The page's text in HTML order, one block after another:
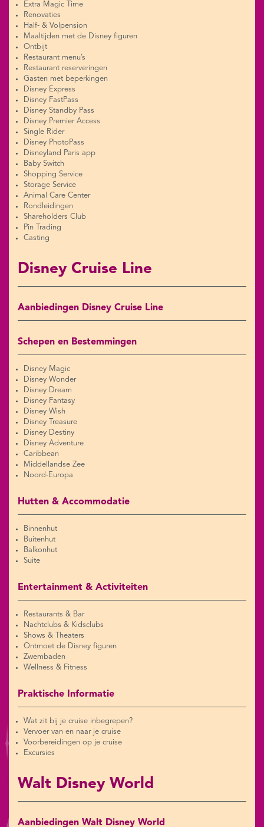
Extra Magic Time
Renovaties
Half- & Volpension
Maaltijden met de Disney figuren
Ontbijt
Restaurant menu’s
Restaurant reserveringen
Gasten met beperkingen
Disney Express
Disney FastPass
Disney Standby Pass
Disney Premier Access
Single Rider
Disney PhotoPass
Disneyland Paris app
Baby Switch
Shopping Service
Storage Service
Animal Care Center
Rondleidingen
Shareholders Club
Pin Trading
Casting
Disney Cruise Line
Aanbiedingen Disney Cruise Line
Schepen en Bestemmingen
Disney Magic
Disney Wonder
Disney Dream
Disney Fantasy
Disney Wish
Disney Treasure
Disney Destiny
Disney Adventure
Caribbean
Middellandse Zee
Noord-Europa
Hutten & Accommodatie
Binnenhut
Buitenhut
Balkonhut
Suite
Entertainment & Activiteiten
Restaurants & Bar
Nachtclubs & Kidsclubs
Shows & Theaters
Ontmoet de Disney figuren
Zwembaden
Wellness & Fitness
Praktische Informatie
Wat zit bij je cruise inbegrepen?
Vervoer van en naar je cruise
Voorbereidingen op je cruise
Excursies
Walt Disney World
Aanbiedingen Walt Disney World